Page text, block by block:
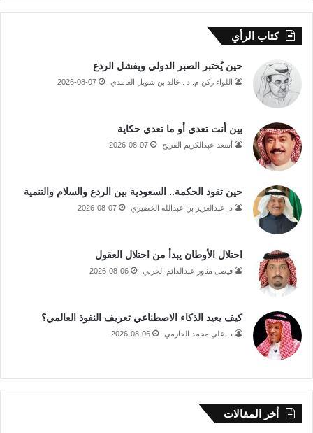
كتاب الرأي
حين يُختبر الصبر الدولي ويفشل الردع
اللواء ركن م. د . خالد بن شويل الغامدي 2026-08-07
بين أنت تعدي أو ما تعدي حكاية
أسعد عبدالكريم الفريح 2026-08-07
حين تقود الحكمة.. السعودية بين الردع والسلام والتنمية
د. عبدالعزيز بن عبدالله الخضيري 2026-08-07
احتلال الأوطان يبدأ من احتلال العقول
فيصل مناور عبدالدائم الحربي 2026-08-06
كيف يعيد الذكاء الاصطناعي تعريف النفوذ العالمي؟
د. علي محمد الحازمي 2026-08-06
أخر المقالات